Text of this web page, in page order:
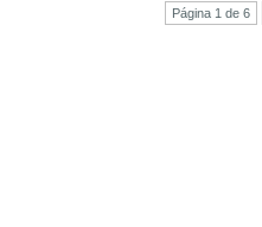
Página 1 de 6